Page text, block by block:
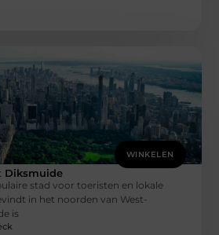
WINKELEN
Diksmuide
stad voor toeristen en lokale
in het noorden van West-
is